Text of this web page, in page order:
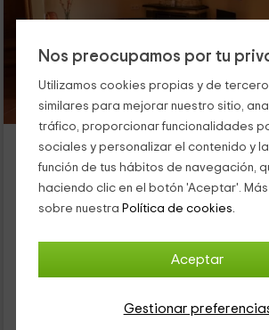
Nos preocupamos por tu
Utilizamos cookies propias y de
similares para mejorar nuestro sitio,
tráfico, proporcionar funcionalidades
sociales y personalizar el contenido y
función de tus hábitos de navegación,
haciendo clic en el botón 'Aceptar'.
sobre nuestra Política de cookies.
Aceptar
Gestionar
Cal Roset 2
Alojamiento ubicado a 1.8km de Rodes
Rialp, Lleida
0 opiniones
Contacto directo